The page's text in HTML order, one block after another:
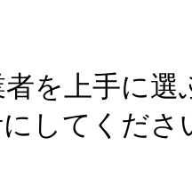
を上手に
してくださ